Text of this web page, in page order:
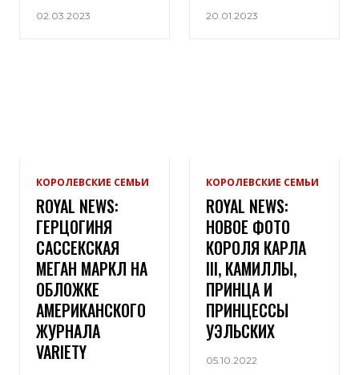
02.03.2023 20.01.2023
КОРОЛЕВСКИЕ СЕМЬИ
ROYAL NEWS:
ГЕРЦОГИНЯ
САССЕКСКАЯ
МЕГАН МАРКЛ НА
ОБЛОЖКЕ
АМЕРИКАНСКОГО
ЖУРНАЛА
VARIETY
КОРОЛЕВСКИЕ СЕМЬИ
ROYAL NEWS:
НОВОЕ ФОТО
КОРОЛЯ КАРЛА
III, КАМИЛЛЫ,
ПРИНЦА И
ПРИНЦЕССЫ
УЭЛЬСКИХ
05.10.2022